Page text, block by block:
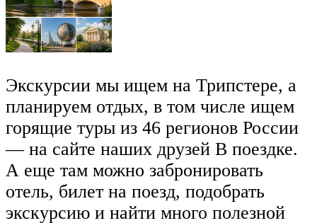
Экскурсии мы ищем на Трипстере, а
планируем отдых, в том числе ищем
горящие туры из 46 регионов России
— на сайте наших друзей В поездке.
А еще там можно забронировать
отель, билет на поезд, подобрать
экскурсию и найти много полезной